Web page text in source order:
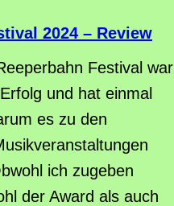
2024 – Review
Festival war
und hat einmal
es zu den
ich zugeben
der Award als auch